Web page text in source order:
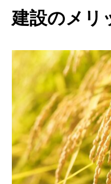
建設のメリ